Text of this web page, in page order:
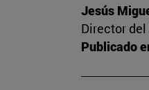
Jesús
Director
Publicado